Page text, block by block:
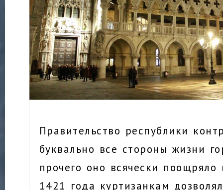
Правительство республики
буквально все стороны жизни
прочего оно всячески
1421 года куртизанкам